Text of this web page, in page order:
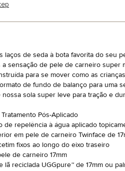
laços de seda à bota favorita do seu
a sensação de pele de carneiro super
para se mover como as
de fundo de balanço para uma
nossa sola super leve para tração e
Pós-Aplicado
de repelência à água aplicado
em pele de carneiro Twinface de
fixos ao longo do eixo traseiro
de carneiro 17mm
lã reciclada UGGpure™ de 17mm ou